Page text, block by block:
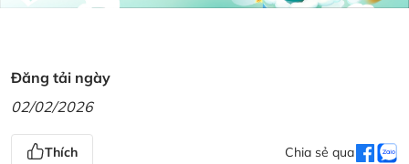
Đăng tải ngày
02/02/2026
Thích Chia sẻ qua